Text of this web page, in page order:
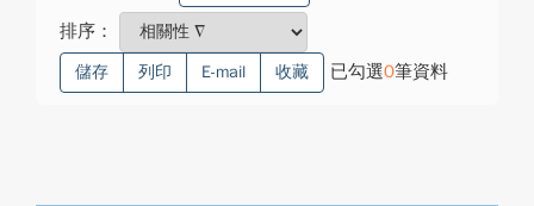
排序：
儲存 列印 E-mail 收藏 已勾選0筆資料